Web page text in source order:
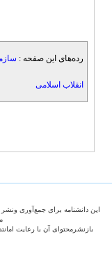
رده‌های این صفحه :
انقلاب اسلامی
این دانشنامه برای جمع‌آوری ونشر
بازنشرمحتوای آن با رعایت